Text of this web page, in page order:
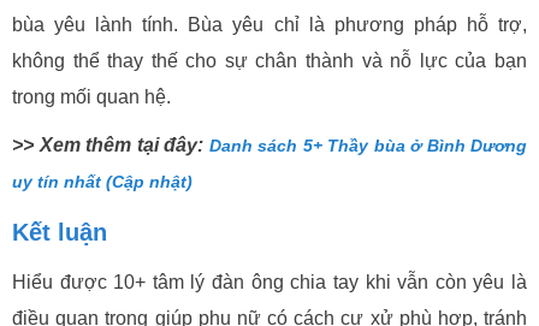
bùa yêu lành tính. Bùa yêu chỉ là phương pháp hỗ trợ,
không thể thay thế cho sự chân thành và nỗ lực của bạn
trong mối quan hệ.
>> Xem thêm tại đây: Danh sách 5+ Thầy bùa ở Bình Dương
uy tín nhất (Cập nhật)
Kết luận
Hiểu được 10+ tâm lý đàn ông chia tay khi vẫn còn yêu là
điều quan trọng giúp phụ nữ có cách cư xử phù hợp, tránh